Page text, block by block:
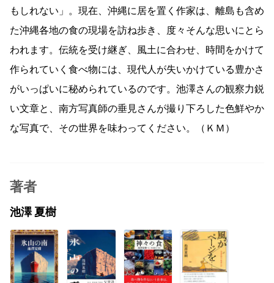
もしれない」。現在、沖縄に居を置く作家は、離島も含め
た沖縄各地の食の現場を訪ね歩き、度々そんな思いにとら
われます。伝統を受け継ぎ、風土に合わせ、時間をかけて
作られていく食べ物には、現代人が失いかけている豊かさ
がいっぱいに秘められているのです。池澤さんの観察力鋭
い文章と、南方写真師の垂見さんが撮り下ろした色鮮やか
な写真で、その世界を味わってください。（ＫＭ）
著者
池澤 夏樹